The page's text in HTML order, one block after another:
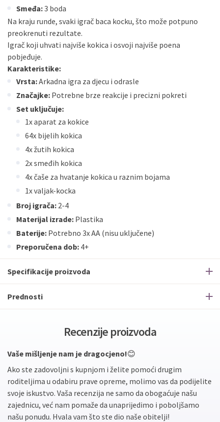
Smeđa:3 boda
Na kraju runde, svaki igrač baca kocku, što može potpuno
preokrenuti rezultate.
Igrač koji uhvati najviše kokica i osvoji najviše poena
pobjeđuje.
Karakteristike:
Vrsta:Arkadna igra za djecu i odrasle
Značajke: Potrebne brze reakcije i precizni pokreti
Set uključuje:
1x aparat za kokice
64x bijelih kokica
4x žutih kokica
2x smeđih kokica
4x čaše za hvatanje kokica u raznim bojama
1x valjak-kocka
Broj igrača: 2-4
Materijal izrade: Plastika
Baterije: Potrebno 3x AA (nisu uključene)
Preporučena dob: 4+
Specifikacije proizvoda
Prednosti
Recenzije proizvoda
Vaše mišljenje nam je dragocjeno!😊
Ako ste zadovoljni s kupnjom i želite pomoći drugim
roditeljima u odabiru prave opreme, molimo vas da podijelite
svoje iskustvo. Vaša recenzija ne samo da obogaćuje našu
zajednicu, već nam pomaže da unaprijedimo i poboljšamo
našu ponudu. Hvala vam što ste dio naše obitelji!